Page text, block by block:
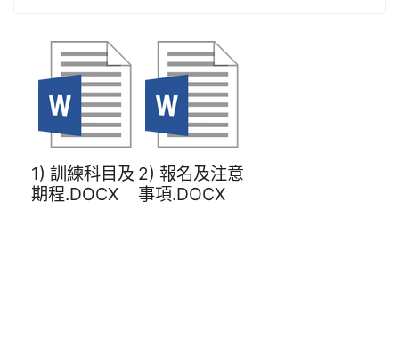
1) 訓練科目及
期程.DOCX
2) 報名及注意
事項.DOCX